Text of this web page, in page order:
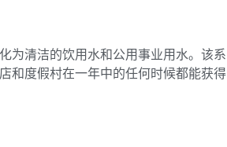
为清洁的饮用水和公用事业用水。该系
和度假村在一年中的任何时候都能获得